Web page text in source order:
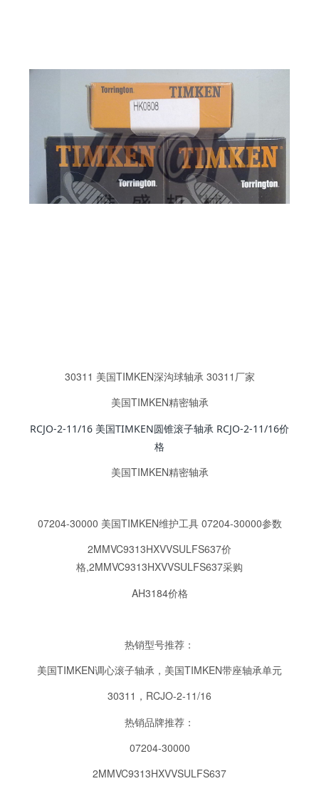
30311 美国TIMKEN深沟球轴承 30311厂家
美国TIMKEN精密轴承
RCJO-2-11/16 美国TIMKEN圆锥滚子轴承 RCJO-2-11/16价
格
美国TIMKEN精密轴承
07204-30000 美国TIMKEN维护工具 07204-30000参数
2MMVC9313HXVVSULFS637价
格,2MMVC9313HXVVSULFS637采购
AH3184价格
热销型号推荐：
美国TIMKEN调心滚子轴承，美国TIMKEN带座轴承单元
30311，RCJO-2-11/16
热销品牌推荐：
07204-30000
2MMVC9313HXVVSULFS637